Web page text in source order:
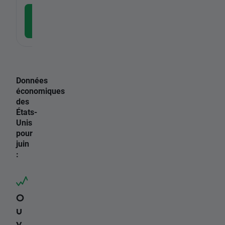
Données
économiques
des
États-
Unis
pour
juin
:
O
u